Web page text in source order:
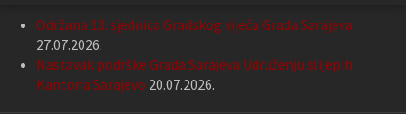
Održana 13. sjednica Gradskog vijeća Grada Sarajeva
27.07.2026.
Nastavak podrške Grada Sarajeva Udruženju slijepih
Kantona Sarajevo 20.07.2026.